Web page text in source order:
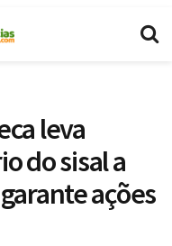
leva
do sisal a
ações